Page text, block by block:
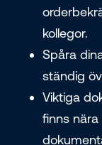
kollegor.
Spåra
ständig
Viktiga
finns nära